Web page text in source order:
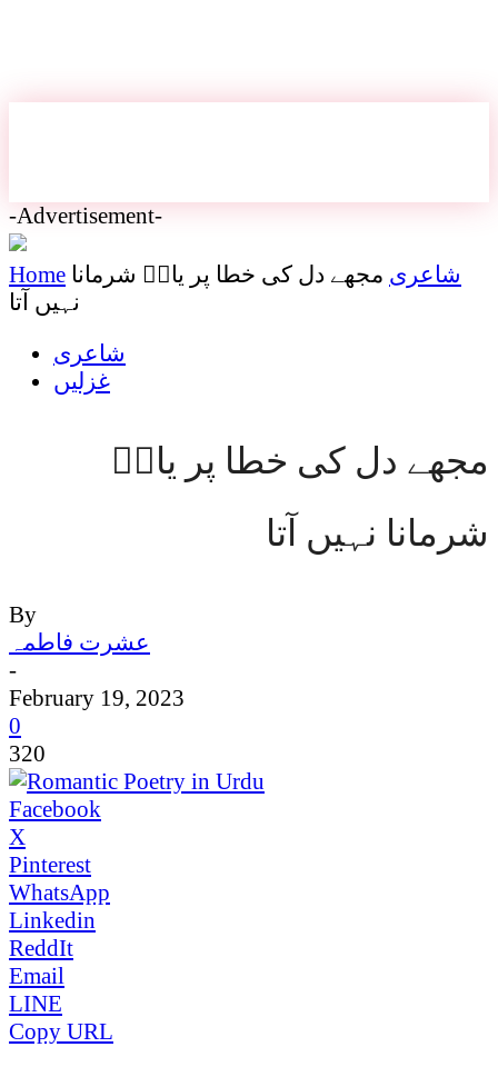
-Advertisement-
Home شاعری مجھے دل کی خطا پر یاسؔ شرمانا
نہیں آتا
شاعری
غزلیں
مجھے دل کی خطا پر یاسؔ
شرمانا نہیں آتا
By
عشرت فاطمہ
-
February 19, 2023
0
320
Facebook
X
Pinterest
WhatsApp
Linkedin
ReddIt
Email
LINE
Copy URL